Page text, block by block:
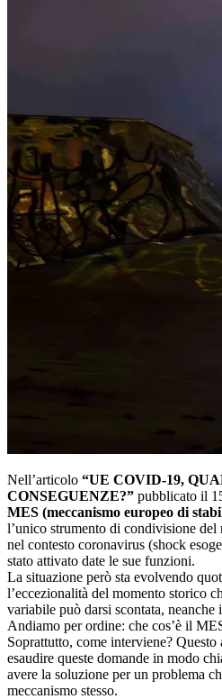
Nell’articolo “UE COVID-19,
CONSEGUENZE?” pubblicato il
MES (meccanismo europeo di
l’unico strumento di condivisione
nel contesto coronavirus (shock
stato attivato date le sue funzioni.
La situazione però sta evolvendo
l’eccezionalità del momento storico
variabile può darsi scontata,
Andiamo per ordine: che cos’è il
Soprattutto, come interviene?
esaudire queste domande in modo
avere la soluzione per un problema
meccanismo stesso.